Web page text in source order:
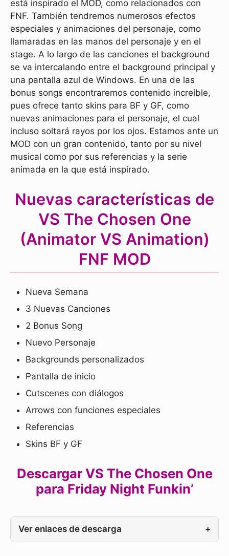
está inspirado el MOD, como relacionados con
FNF. También tendremos numerosos efectos
especiales y animaciones del personaje, como
llamaradas en las manos del personaje y en el
stage. A lo largo de las canciones el background
se va intercalando entre el background principal y
una pantalla azul de Windows. En una de las
bonus songs encontraremos contenido increíble,
pues ofrece tanto skins para BF y GF, como
nuevas animaciones para el personaje, el cual
incluso soltará rayos por los ojos. Estamos ante un
MOD con un gran contenido, tanto por su nivel
musical como por sus referencias y la serie
animada en la que está inspirado.
Nuevas características de
VS The Chosen One
(Animator VS Animation)
FNF MOD
Nueva Semana
3 Nuevas Canciones
2 Bonus Song
Nuevo Personaje
Backgrounds personalizados
Pantalla de inicio
Cutscenes con diálogos
Arrows con funciones especiales
Referencias
Skins BF y GF
Descargar VS The Chosen One
para Friday Night Funkin’
Ver enlaces de descarga +